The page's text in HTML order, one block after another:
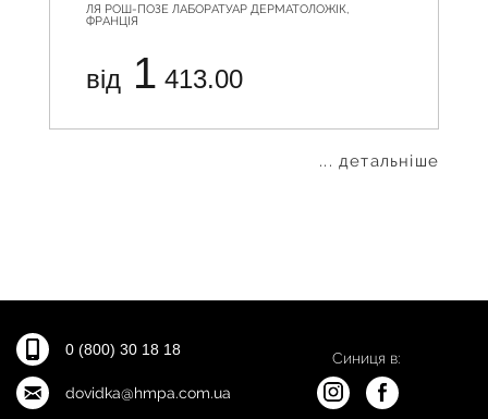
ЛЯ РОШ-ПОЗЕ ЛАБОРАТУАР ДЕРМАТОЛОЖІК,
ФРАНЦІЯ
від 1 413.00
... детальніше
0 (800) 30 18 18
dovidka@hmpa.com.ua
Синиця в: